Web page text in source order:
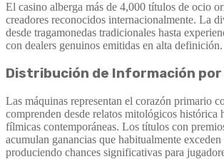
El casino alberga más de 4,000 títulos de ocio
creadores reconocidos internacionalmente. La
desde tragamonedas tradicionales hasta
con dealers genuinos emitidas en alta definición.
Distribución de Información
Las máquinas representan el corazón primario
comprenden desde relatos mitológicos histórica
fílmicas contemporáneas. Los títulos con
acumulan ganancias que habitualmente
produciendo chances significativas para